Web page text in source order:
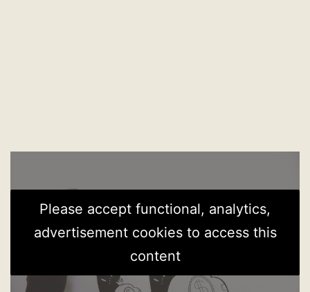
Please accept functional, analytics,
advertisement cookies to access this
content